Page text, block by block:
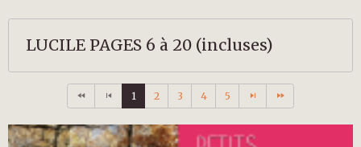
LUCILE PAGES 6 à 20 (incluses)
1 2 3 4 5